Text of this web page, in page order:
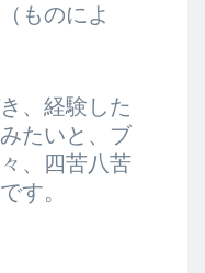
ものによ
、経験した
たいと、ブ
、四苦八苦
す。